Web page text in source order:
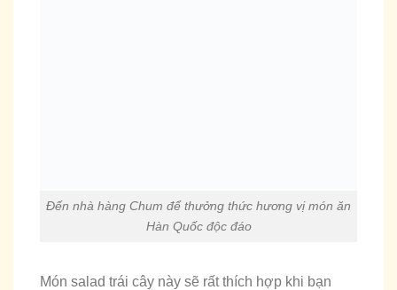
Đến nhà hàng Chum để thưởng thức hương vị món ăn
Hàn Quốc độc đáo
Món salad trái cây này sẽ rất thích hợp khi bạn